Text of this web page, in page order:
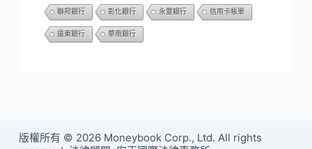
聯邦銀行 彰化銀行 永豐銀行 信用卡帳單
遠東銀行 華南銀行
版權所有 © 2026 Moneybook Corp., Ltd. All rights